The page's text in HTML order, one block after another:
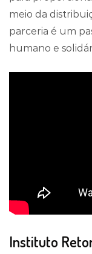
meio da
parceria é um
humano e
Instituto